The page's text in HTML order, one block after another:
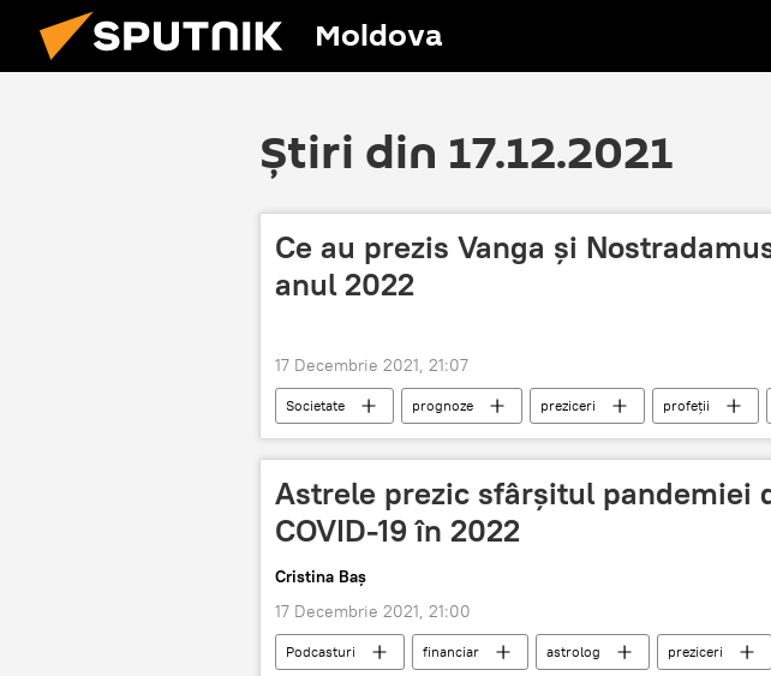
Moldova
Știri din 17.12.2021
Ce au prezis Vanga și
anul 2022
17 Decembrie 2021, 21:07
Societate prognoze preziceri profeții
Baba Vanga
anul 2022
Astrele prezic sfârșitul pandemiei
COVID-19 în 2022
Cristina Baș
17 Decembrie 2021, 21:00
Podcasturi financiar astrolog preziceri